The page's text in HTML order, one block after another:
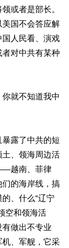
或者是部长。
国不会答应解
人民看、演戏
对中共有某种
就不知道我中
露了中共的短
、领海周边活
越南、菲律
的海岸线，搞
、什么“辽宁
空和领海活
做出不专业
、军舰，它采